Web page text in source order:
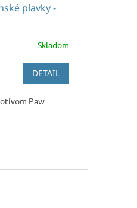
plavky -
Skladom
DETAIL
Paw